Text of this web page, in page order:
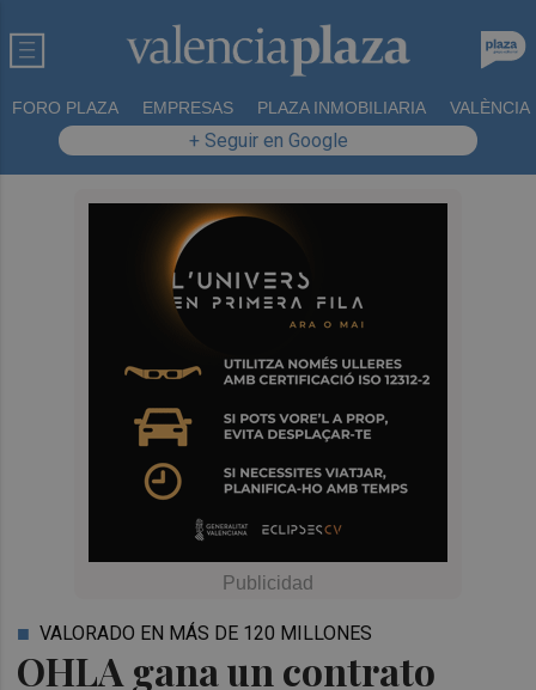
FORO PLAZA EMPRESAS PLAZA INMOBILIARIA VALÈNCIA
+ Seguir en Google
OHLA gana un contrato
VALORADO EN MÁS DE 120 MILLONES